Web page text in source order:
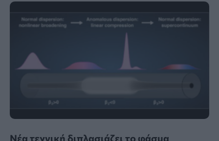
Νέα τεχνική διπλασιάζει το φάσμα